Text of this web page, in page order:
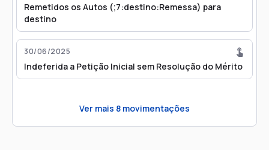
Remetidos os Autos (;7:destino:Remessa) para
destino
30/06/2025
Indeferida a Petição Inicial sem Resolução do Mérito
Ver mais 8 movimentações